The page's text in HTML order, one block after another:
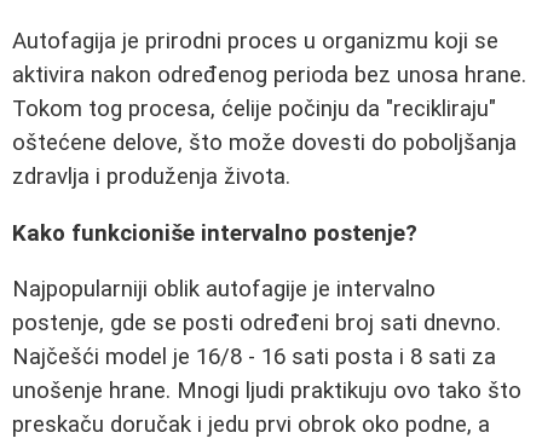
Autofagija je prirodni proces u organizmu koji se
aktivira nakon određenog perioda bez unosa hrane.
Tokom tog procesa, ćelije počinju da "recikliraju"
oštećene delove, što može dovesti do poboljšanja
zdravlja i produženja života.
Kako funkcioniše intervalno postenje?
Najpopularniji oblik autofagije je intervalno
postenje, gde se posti određeni broj sati dnevno.
Najčešći model je 16/8 - 16 sati posta i 8 sati za
unošenje hrane. Mnogi ljudi praktikuju ovo tako što
preskaču doručak i jedu prvi obrok oko podne, a